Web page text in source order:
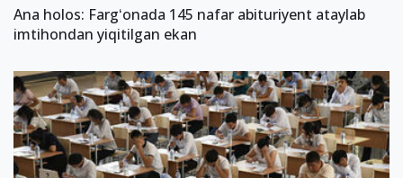
Ana holos: Fargʻonada 145 nafar abituriyent ataylab
imtihondan yiqitilgan ekan